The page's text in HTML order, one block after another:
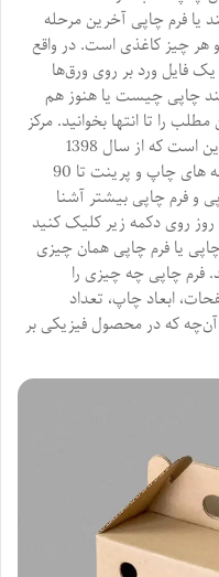
یا فرم چاپی آخرین مرحله
هر چیز کاغذی است. در واقع
فایل ورد بر روی ورق‌ها
چاپی چیست یا هنوز هم
را تا انتها بخوانید. مرکز
کپی شیراز یک سرویس پرینت و کپی آنلاین است که از سال 1398
فعالیت خود را در جهت بهینه سازی هزینه های چاپ و پرینت تا 90
و فرم چاپی بیشتر آشنا
روی دکمه زیر کلیک کنید
یا فرم چاپی همان چیزی
فرم چاپی چه چیزی را
ابعاد چاپ، تعداد
که در محصول فیزیکی بر